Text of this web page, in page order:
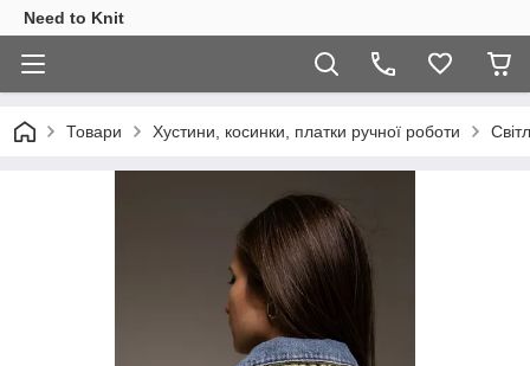
Need to Knit
Товари Хустини, косинки, платки ручної роботи